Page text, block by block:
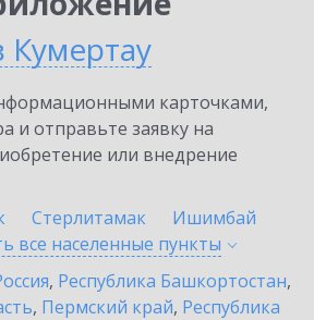
Кумертау
карточками,
и отправьте заявку на
или внедрение
Стерлитамак
Ишимбай
все населенные пункты
, Республика Башкортостан,
, Пермский край, Республика